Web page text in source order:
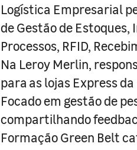
Logística Empresarial
de Gestão de
Processos, RFID,
Na Leroy Merlin,
para as lojas Express
Focado em gestão de
compartilhando
Formação Green Belt